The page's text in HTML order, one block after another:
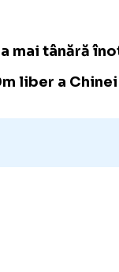
mai tânără
liber a